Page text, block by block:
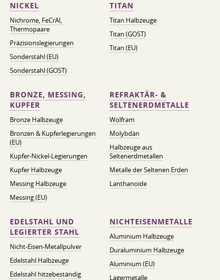
NICKEL
Nichrome, FeСrAl, ​​
Thermopaare
Präzisionslegierungen
Sonderstahl (EU)
Sonderstahl (GOST)
TITAN
Titan Halbzeuge
Titan (GOST)
Titan (EU)
BRONZE, MESSING,
KUPFER
Bronze Halbzeuge
Bronzen & Kupferlegierungen
(EU)
Kupfer-Nickel-Legierungen
Kupfer Halbzeuge
Messing Halbzeuge
Messing (EU)
REFRAKTÄR- &
SELTENERDMETALLE
Wolfram
Molybdän
Halbzeuge aus
Seltenerdmetallen
Metalle der Seltenen Erden
Lanthanoide
EDELSTAHL UND
LEGIERTER STAHL
Nicht-Eisen-Metallpulver
Edelstahl Halbzeuge
Edelstahl hitzebeständig
NICHTEISENMETALLE
Aluminium Halbzeuge
Duraluminium Halbzeuge
Aluminium (EU)
Lagermetalle